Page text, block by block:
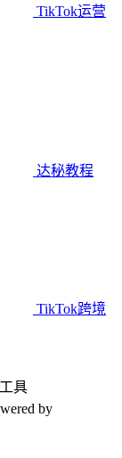
TikTok运营
达秘教程
TikTok跨境
具
by